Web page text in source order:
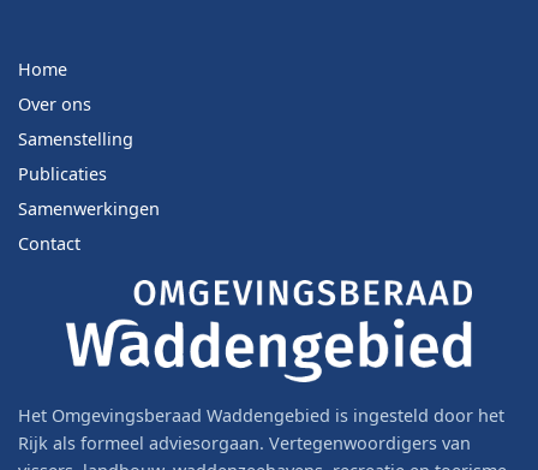
Home
Over ons
Samenstelling
Publicaties
Samenwerkingen
Contact
Het Omgevingsberaad Waddengebied is ingesteld door het
Rijk als formeel adviesorgaan. Vertegenwoordigers van